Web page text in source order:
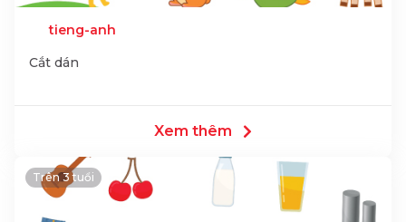
tieng-anh
Cắt dán
Xem thêm
Trên 3 tuổi